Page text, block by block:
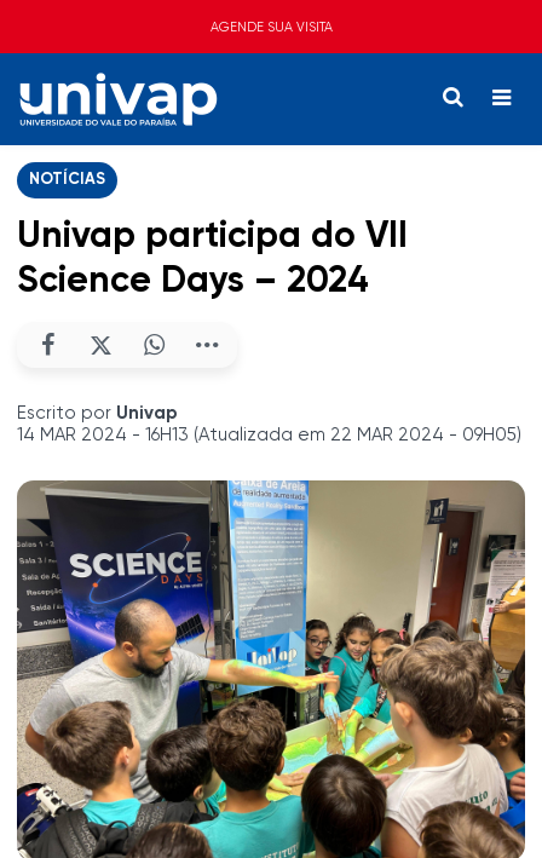
AGENDE SUA VISITA
NOTÍCIAS
Univap participa do VII
Science Days – 2024
Escrito por Univap
14 MAR 2024 - 16H13 (Atualizada em 22 MAR 2024 - 09H05)